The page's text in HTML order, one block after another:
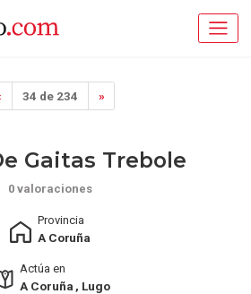
34 de 234 »
Gaitas Trebole
0 valoraciones
Provincia
A Coruña
Actúa en
A Coruña , Lugo